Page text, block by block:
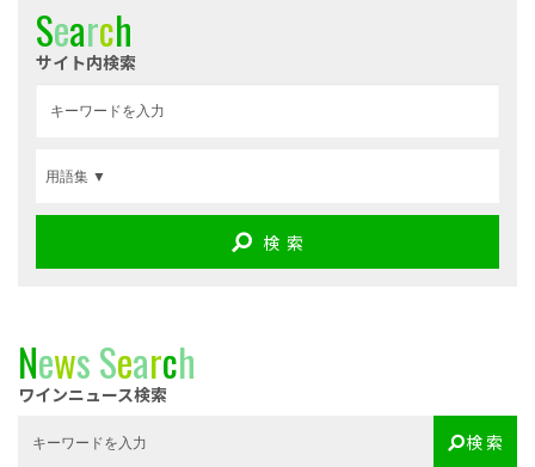
Search
サイト内検索
検 索
NewsSearch
ワインニュース検索
検 索